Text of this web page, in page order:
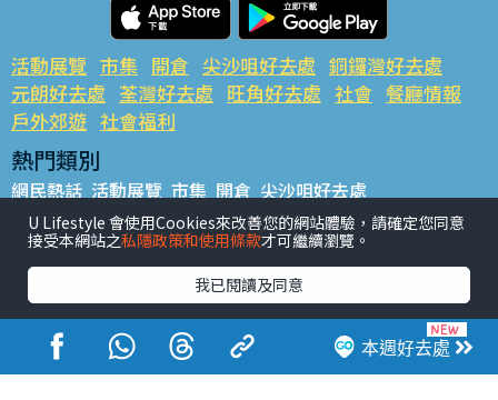
本週好去處
活動展覽 市集 開倉 尖沙咀好去處 銅鑼灣好去處
元朗好去處 荃灣好去處 旺角好去處 社會 餐廳情報
戶外郊遊 社會福利
熱門類別
網民熱話 活動展覽 市集 開倉 尖沙咀好去處
銅鑼灣好去處 元朗好去處 荃灣好去處 旺角好去處 社會
餐廳情報 戶外郊遊
熱門標籤
#UGO搵好去處 #人氣活動推介 #美食社群熱話
#親子玩樂好去處
#ULifestyle應用程式
#限時搶
#UJetso禮物放送
#ULifestyle商戶中心 #著數 #網絡熱話
U Lifestyle 會使用Cookies來改善您的網站體驗，請確定您同意
接受本網站之私隱政策和使用條款才可繼續瀏覽。
我已閱讀及同意